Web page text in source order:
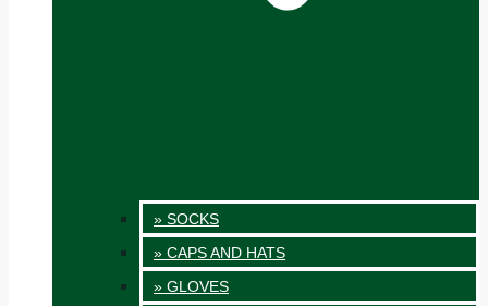
» SOCKS
» CAPS AND HATS
» GLOVES